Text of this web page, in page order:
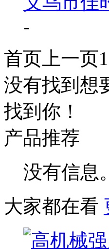
-
首页 上一页1
没有找到想
找到你！
产品推荐
没有信息。
大家都在看